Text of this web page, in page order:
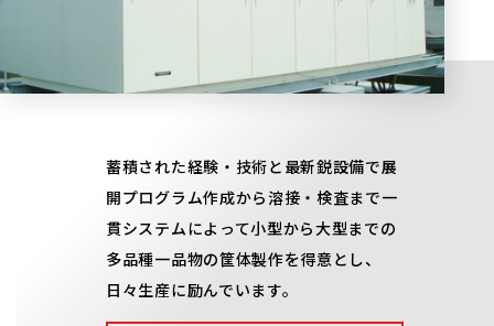
蓄積された経験・技術と最新鋭設備で展
開プログラム作成から溶接・検査まで一
貫システムによって小型から大型までの
多品種一品物の筐体製作を得意とし、
日々生産に励んでいます。